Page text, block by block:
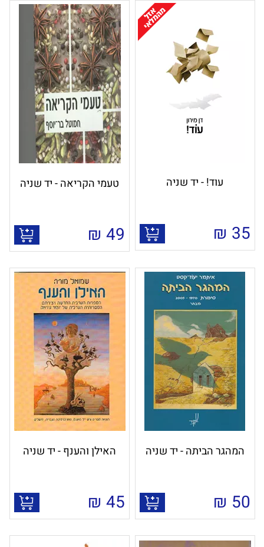
עוד! - יד שניה
35
₪
טעמי הקריאה - יד שניה
49
₪
המהגר הביתה - יד שניה
50
₪
האילן והענף - יד שניה
45
₪